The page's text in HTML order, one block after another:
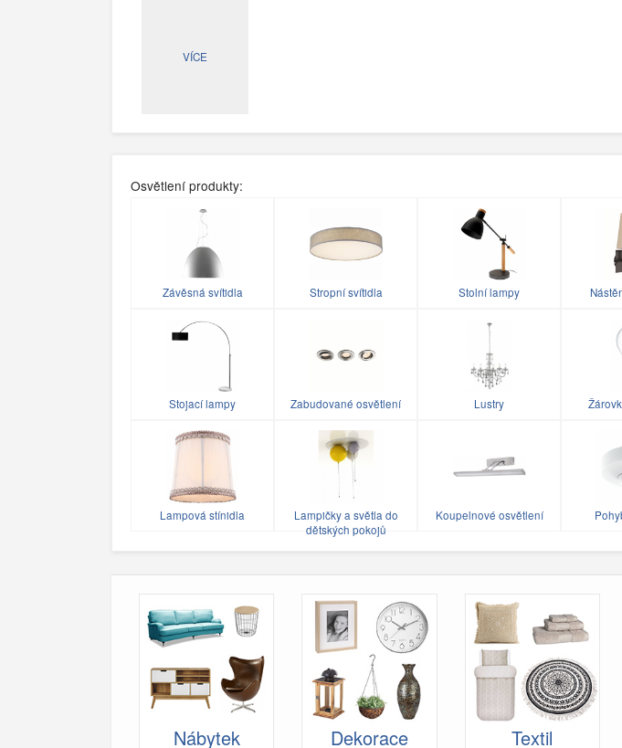
VÍCE
Osvětlení produkty:
Závěsná svítidla Stropní svítidla Stolní lampy
Stojací lampy Zabudované osvětlení Lustry
Lampová stínidla
Lampičky a světla do
dětských pokojů
Koupelnové osvětlení
Nábytek Dekorace Textil